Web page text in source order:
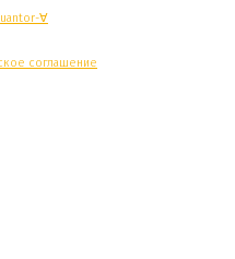
∀
соглашение